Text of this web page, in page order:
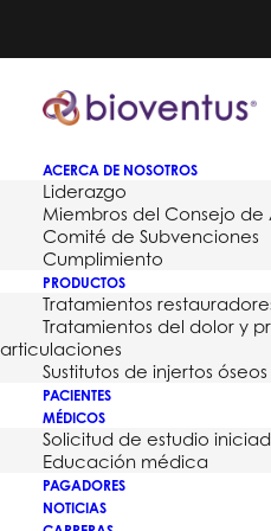
ACERCA DE NOSOTROS
Liderazgo
Miembros del Consejo de
Comité de Subvenciones
Cumplimiento
PRODUCTOS
Tratamientos
Tratamientos del dolor y
articulaciones
Sustitutos de injertos óseos
PACIENTES
MÉDICOS
Solicitud de estudio
Educación médica
PAGADORES
NOTICIAS
Month: